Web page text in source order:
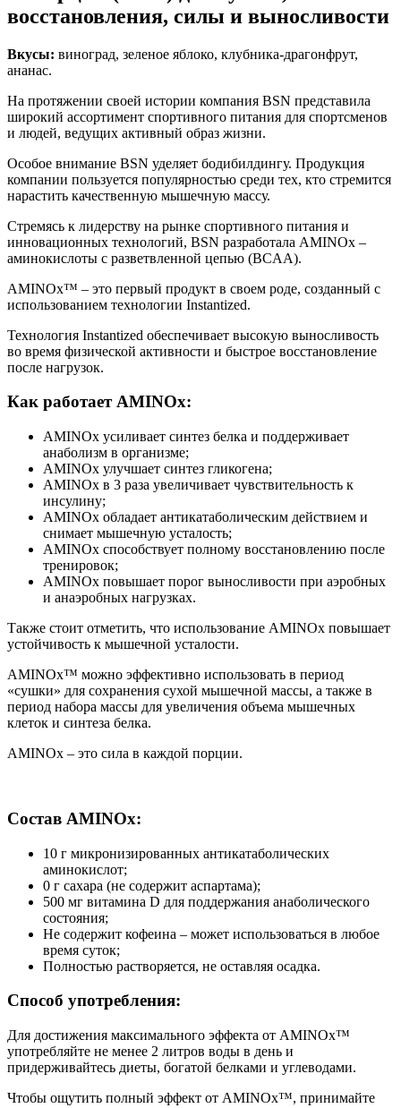
восстановления, силы и выносливости
Вкусы: виноград, зеленое яблоко, клубника-драгонфрут,
ананас.
На протяжении своей истории компания BSN представила
широкий ассортимент спортивного питания для спортсменов
и людей, ведущих активный образ жизни.
Особое внимание BSN уделяет бодибилдингу. Продукция
компании пользуется популярностью среди тех, кто стремится
нарастить качественную мышечную массу.
Стремясь к лидерству на рынке спортивного питания и
инновационных технологий, BSN разработала AMINOx –
аминокислоты с разветвленной цепью (BCAA).
AMINOx™ – это первый продукт в своем роде, созданный с
использованием технологии Instantized.
Технология Instantized обеспечивает высокую выносливость
во время физической активности и быстрое восстановление
после нагрузок.
Как работает AMINOx:
AMINOx усиливает синтез белка и поддерживает
анаболизм в организме;
AMINOx улучшает синтез гликогена;
AMINOx в 3 раза увеличивает чувствительность к
инсулину;
AMINOx обладает антикатаболическим действием и
снимает мышечную усталость;
AMINOx способствует полному восстановлению после
тренировок;
AMINOx повышает порог выносливости при аэробных
и анаэробных нагрузках.
Также стоит отметить, что использование AMINOx повышает
устойчивость к мышечной усталости.
AMINOx™ можно эффективно использовать в период
«сушки» для сохранения сухой мышечной массы, а также в
период набора массы для увеличения объема мышечных
клеток и синтеза белка.
AMINOx – это сила в каждой порции.
Состав AMINOx:
10 г микронизированных антикатаболических
аминокислот;
0 г сахара (не содержит аспартама);
500 мг витамина D для поддержания анаболического
состояния;
Не содержит кофеина – может использоваться в любое
время суток;
Полностью растворяется, не оставляя осадка.
Способ употребления:
Для достижения максимального эффекта от AMINOx™
употребляйте не менее 2 литров воды в день и
придерживайтесь диеты, богатой белками и углеводами.
Чтобы ощутить полный эффект от AMINOx™, принимайте